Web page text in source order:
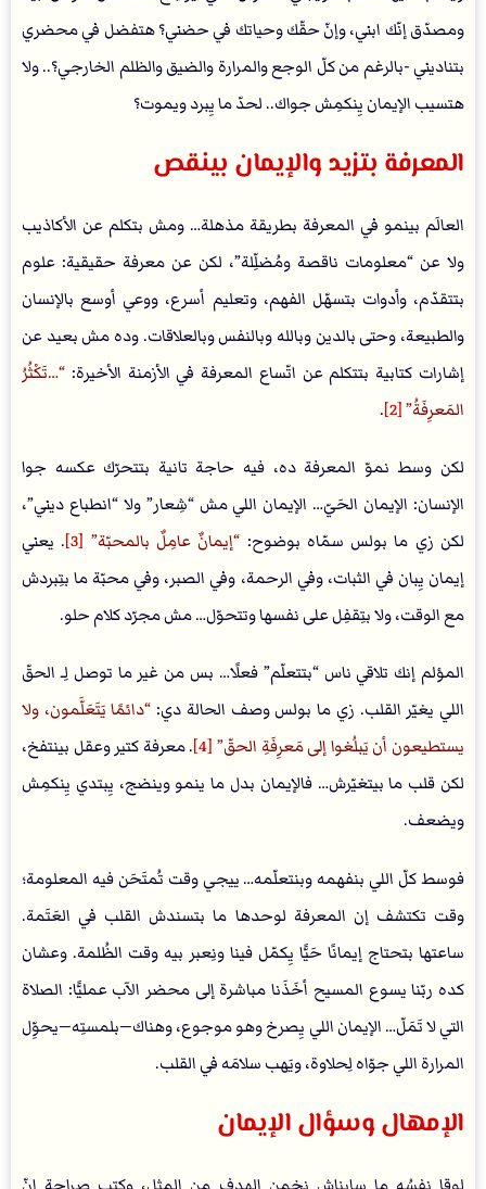
ومصدّق إنّك ابني، وإنّ حقّك وحياتك في حضني؟ هتفضل في محضري
بتناديني -بالرغم من كلّ الوجع والمرارة والضيق والظلم الخارجي؟.. ولا
هتسيب الإيمان يِنكمِش جواك.. لحدّ ما يِبرد ويموت؟
المعرفة بتزيد والإيمان بينقص
العالَم بينمو في المعرفة بطريقة مذهلة… ومش بتكلم عن الأكاذيب
ولا عن “معلومات ناقصة ومُضلِّلة”، لكن عن معرفة حقيقية: علوم
بتتقدّم، وأدوات بتسهّل الفهم، وتعليم أسرع، ووعي أوسع بالإنسان
والطبيعة، وحتى بالدين وبالله وبالنفس وبالعلاقات. وده مش بعيد عن
إشارات كتابية بتتكلم عن اتّساع المعرفة في الأزمنة الأخيرة: …تَكْثُرُ
المَعرِفَةُ [2]
.
لكن وسط نموّ المعرفة ده، فيه حاجة تانية بتتحرّك عكسه جوا
الإنسان: الإيمان الحَيّ… الإيمان اللي مش “شِعار” ولا “انطباع ديني”،
لكن زي ما بولس سمّاه بوضوح: إيمانٌ عامِلٌ بالمحبّة [3] . يعني
إيمان يِبان في الثبات، وفي الرحمة، وفي الصبر، وفي محبّة ما بتِبردش
مع الوقت، ولا بتِقفِل على نفسها وتتحوّل… مش مجرّد كلام حلو.
المؤلم إنك تلاقي ناس “بتتعلّم” فعلًا… بس من غير ما توصل لِـ الحقّ
اللي يغيّر القلب. زي ما بولس وصف الحالة دي: دائمًا يَتَعَلَّمون، ولا
يستطيعون أن يَبلُغوا إلى مَعرِفَةِ الحقّ [4]
. معرفة كتير وعقل بينتفخ،
لكن قلب ما بيتغيّرش… فالإيمان بدل ما ينمو وينضج، يِبتدي يِنكمِش
ويضعف.
فوسط كلّ اللي بنفهمه وبنتعلّمه… ييجي وقت تُمتَحَن فيه المعلومة؛
وقت تكتشف إن المعرفة لوحدها ما بتسندش القلب في العَتَمة.
ساعتها بتحتاج إيمانًا حَيًّا يِكمّل فينا ونِعبر بيه وقت الظُلمة. وعشان
كده ربّنا يسوع المسيح أخَذَنا مباشرة إلى محضر الآب عمليًّا: الصلاة
التي لا تَمَلّ… الإيمان اللي يِصرخ وهو موجوع، وهناك—بلمستِه—يحوِّل
المرارة اللي جوّاه لِحلاوة، ويَهب سلامَه في القلب.
الإمهال وسؤال الإيمان